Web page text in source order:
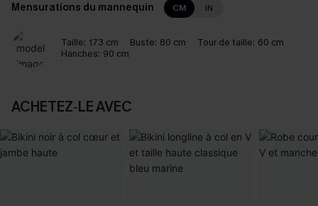
Mensurations du mannequin CM IN
Taille: 173 cm Buste: 80 cm Tour de taille: 60 cm
Hanches: 90 cm
ACHETEZ‑LE AVEC